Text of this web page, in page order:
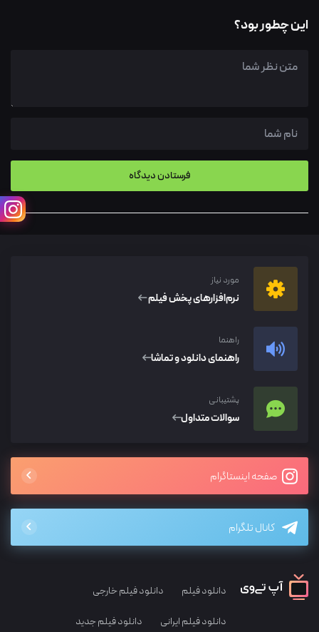
این چطور بود؟
مورد نیاز
نرم‌افزار‌های پخش فیلم
راهنما
راهنمای دانلود و تماشا
پشتیبانی
سوالات متداول
صفحه اینستاگرام
کانال تلگرام
دانلود فیلم دانلود فیلم خارجی
دانلود فیلم ایرانی دانلود فیلم جدید